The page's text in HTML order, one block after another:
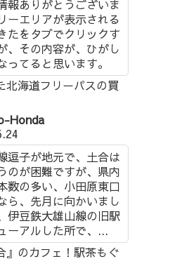
報ありがとうございま
ーエリアが表示される
たをタブでクリックす
、その内容が、ひがし
ってると思います。
北海道フリーパスの買
Honda
逗子が地元で、土合は
のが困難ですが、県内
数の多い、小田原東口
ら、先月に向かいまし
伊豆鉄大雄山線の旧駅
ーアルした所で、...
』のカフェ！駅茶もぐ